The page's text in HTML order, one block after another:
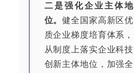
二是强化企业主体地
位。健全国家高新区优
质企业梯度培育体系，
从制度上落实企业科技
创新主体地位，加强全